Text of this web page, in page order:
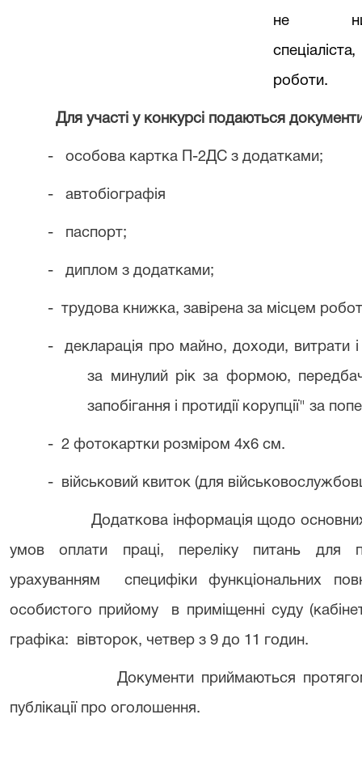
не
роботи.
Для участі у конкурсі подаються
- особова картка П-2ДС з додатками;
- автобіографія
- паспорт;
- диплом з додатками;
- трудова книжка, завірена за місцем
- декларація про майно, доходи, витрати
за минулий рік за формою,
запобігання і протидії корупції" за
- 2 фотокартки розміром 4х6 см.
- військовий квиток (для
Додаткова інформація щодо
умов оплати праці, переліку питань для
урахуванням специфіки функціональних
особистого прийому в приміщенні суду
графіка: вівторок, четвер з 9 до 11 годин.
Документи приймаються
публікації про оголошення.